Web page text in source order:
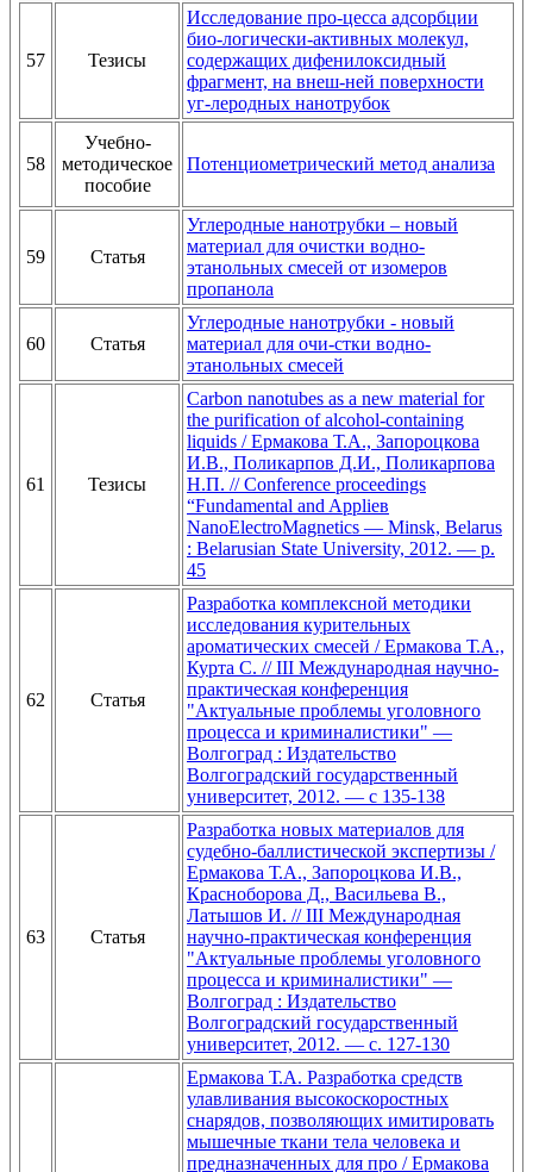
57 Тезисы
Исследование про-цесса адсорбции
био-логически-активных молекул,
содержащих дифенилоксидный
фрагмент, на внеш-ней поверхности
уг-леродных нанотрубок
58
Учебно-
методическое
пособие
Потенциометрический метод анализа
59 Статья
Углеродные нанотрубки – новый
материал для очистки водно-
этанольных смесей от изомеров
пропанола
60 Статья
Углеродные нанотрубки - новый
материал для очи-стки водно-
этанольных смесей
61 Тезисы
Carbon nanotubes as a new material for
the purification of alcohol-containing
liquids / Ермакова Т.А., Запороцкова
И.В., Поликарпов Д.И., Поликарпова
Н.П. // Conference proceedings
“Fundamental and Applieв
NanoElectroMagnetics — Minsk, Belarus
: Belarusian State University, 2012. — p.
45
62 Статья
Разработка комплексной методики
исследования курительных
ароматических смесей / Ермакова Т.А.,
Курта С. // III Международная научно-
практическая конференция
"Актуальные проблемы уголовного
процесса и криминалистики" —
Волгоград : Издательство
Волгоградский государственный
университет, 2012. — с 135-138
63 Статья
Разработка новых материалов для
судебно-баллистической экспертизы /
Ермакова Т.А., Запороцкова И.В.,
Красноборова Д., Васильева В.,
Латышов И. // III Международная
научно-практическая конференция
"Актуальные проблемы уголовного
процесса и криминалистики" —
Волгоград : Издательство
Волгоградский государственный
университет, 2012. — с. 127-130
Ермакова Т.А. Разработка средств
улавливания высокоскоростных
снарядов, позволяющих имитировать
мышечные ткани тела человека и
предназначенных для про / Ермакова